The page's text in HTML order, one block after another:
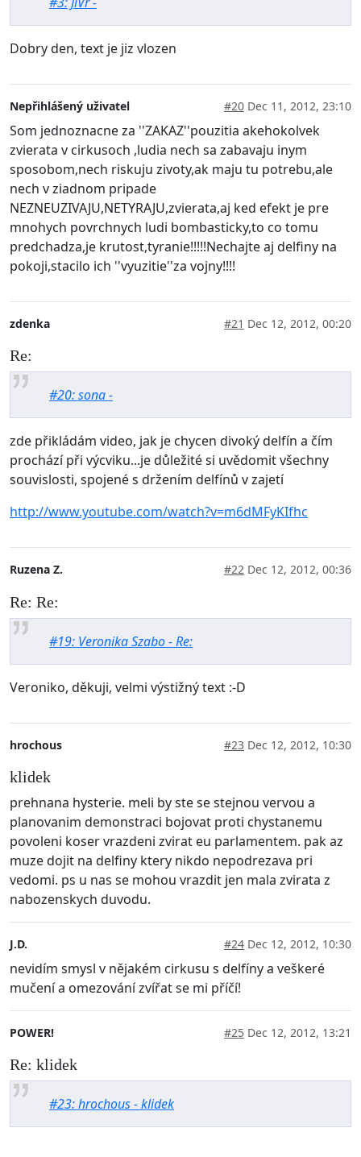
Dobry den, text je jiz vlozen
Nepřihlášený uživatel #20 Dec 11, 2012, 23:10
Som jednoznacne za ''ZAKAZ''pouzitia akehokolvek
zvierata v cirkusoch ,ludia nech sa zabavaju inym
sposobom,nech riskuju zivoty,ak maju tu potrebu,ale
nech v ziadnom pripade
NEZNEUZIVAJU,NETYRAJU,zvierata,aj ked efekt je pre
mnohych povrchnych ludi bombasticky,to co tomu
predchadza,je krutost,tyranie!!!!!Nechajte aj delfiny na
pokoji,stacilo ich ''vyuzitie''za vojny!!!!
zdenka #21 Dec 12, 2012, 00:20
Re:
#20: sona -
zde přikládám video, jak je chycen divoký delfín a čím
prochází při výcviku...je důležité si uvědomit všechny
souvislosti, spojené s držením delfínů v zajetí
http://www.youtube.com/watch?v=m6dMFyKIfhc
Ruzena Z. #22 Dec 12, 2012, 00:36
Re: Re:
#19: Veronika Szabo - Re:
Veroniko, děkuji, velmi výstižný text :-D
hrochous #23 Dec 12, 2012, 10:30
klidek
prehnana hysterie. meli by ste se stejnou vervou a
planovanim demonstraci bojovat proti chystanemu
povoleni koser vrazdeni zvirat eu parlamentem. pak az
muze dojit na delfiny ktery nikdo nepodrezava pri
vedomi. ps u nas se mohou vrazdit jen mala zvirata z
nabozenskych duvodu.
J.D. #24 Dec 12, 2012, 10:30
nevidím smysl v nějakém cirkusu s delfíny a veškeré
mučení a omezování zvířat se mi příčí!
POWER! #25 Dec 12, 2012, 13:21
Re: klidek
#23: hrochous - klidek